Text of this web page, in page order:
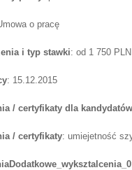
o pracę
i typ stawki: od 1 750 PLN
: 15.12.2015
/ certyfikaty dla kandydatów
/ certyfikaty: umiejetność